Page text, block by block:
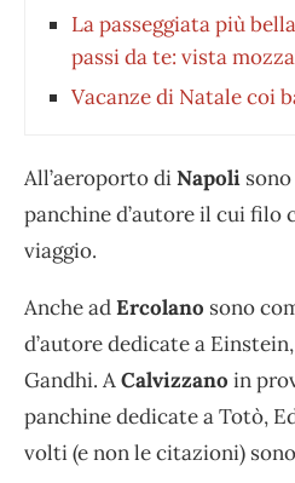
La passeggiata più
passi da te: vista
Vacanze di Natale coi
All’aeroporto diNapoli
panchine d’autore il cui filo
viaggio.
Anche adErcolano sono
d’autore dedicate a
Gandhi. ACalvizzano in
panchine dedicate a Totò,
volti (e non le citazioni)